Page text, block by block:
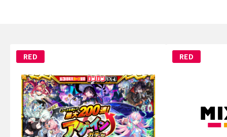
RED RED